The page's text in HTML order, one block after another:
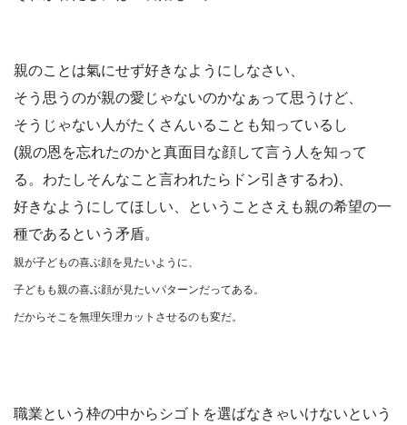
親のことは氣にせず好きなようにしなさい、
そう思うのが親の愛じゃないのかなぁって思うけど、
そうじゃない人がたくさんいることも知っているし
(親の恩を忘れたのかと真面目な顔して言う人を知って
る。わたしそんなこと言われたらドン引きするわ)、
好きなようにしてほしい、ということさえも親の希望の一
種であるという矛盾。
親が子どもの喜ぶ顔を見たいように、
子どもも親の喜ぶ顔が見たいパターンだってある。
だからそこを無理矢理カットさせるのも変だ。
職業という枠の中からシゴトを選ばなきゃいけないという